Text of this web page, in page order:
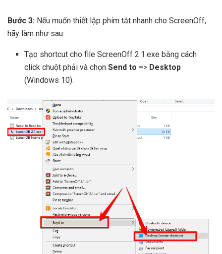
Bước 3: Nếu muốn thiết lập phím tắt nhanh cho ScreenOff,
hãy làm như sau:
Tạo shortcut cho file ScreenOff 2.1.exe bằng cách
click chuột phải và chọn Send to => Desktop
(Windows 10).